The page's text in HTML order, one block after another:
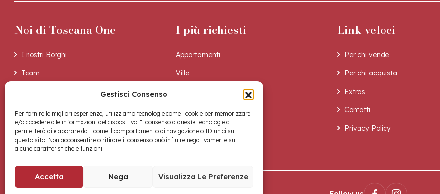
Gestisci Consenso
Per fornire le migliori esperienze, utilizziamo tecnologie come i cookie per memorizzare
e/o accedere alle informazioni del dispositivo. Il consenso a queste tecnologie ci
permetterà di elaborare dati come il comportamento di navigazione o ID unici su
questo sito. Non acconsentire o ritirare il consenso può influire negativamente su
alcune caratteristiche e funzioni.
Accetta Nega Visualizza Le Preferenze
Noi di Toscana One
I nostri Borghi
Team
La nostra storia
I più richiesti
Appartamenti
Ville
Link veloci
Per chi vende
Per chi acquista
Extras
Contatti
Privacy Policy